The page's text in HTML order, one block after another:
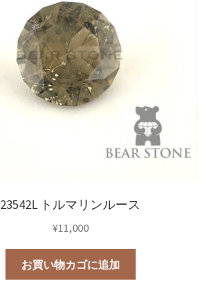
23542L トルマリンルース
¥11,000
お買い物カゴに追加